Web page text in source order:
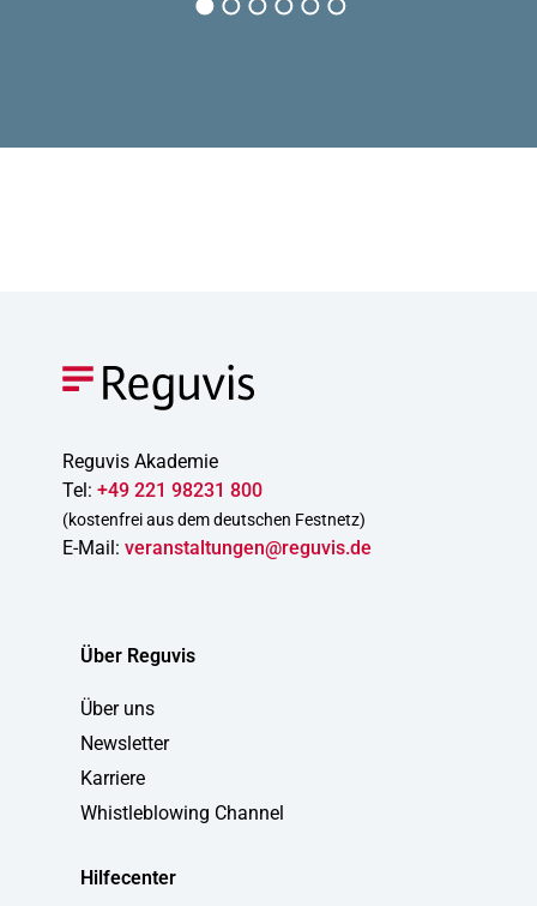
1 2 3 4 5 6
Reguvis Akademie
Tel: +49 221 98231 800
(kostenfrei aus dem deutschen Festnetz)
E-Mail: veranstaltungen@reguvis.de
Über Reguvis
Über uns
Newsletter
Karriere
Whistleblowing Channel
Hilfecenter